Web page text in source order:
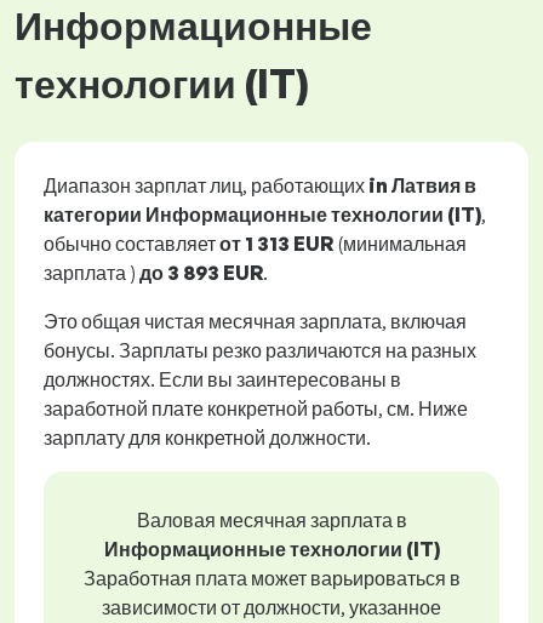
Информационные
технологии (IT)
Диапазон зарплат лиц, работающих in Латвия в
категории Информационные технологии (IT),
обычно составляетот 1 313 EUR (минимальная
зарплата ) до 3 893 EUR.
Это общая чистая месячная зарплата, включая
бонусы. Зарплаты резко различаются на разных
должностях. Если вы заинтересованы в
заработной плате конкретной работы, см. Ниже
зарплату для конкретной должности.
Валовая месячная зарплата в
Информационные технологии (IT)
Заработная плата может варьироваться в
зависимости от должности, указанное